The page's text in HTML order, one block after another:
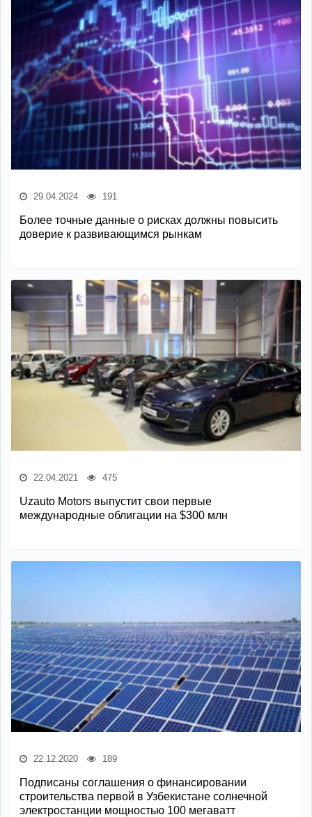
29.04.2024 191
Более точные данные о рисках должны повысить
доверие к развивающимся рынкам
22.04.2021 475
Uzauto Motors выпустит свои первые
международные облигации на $300 млн
22.12.2020 189
Подписаны соглашения о финансировании
строительства первой в Узбекистане солнечной
электростанции мощностью 100 мегаватт